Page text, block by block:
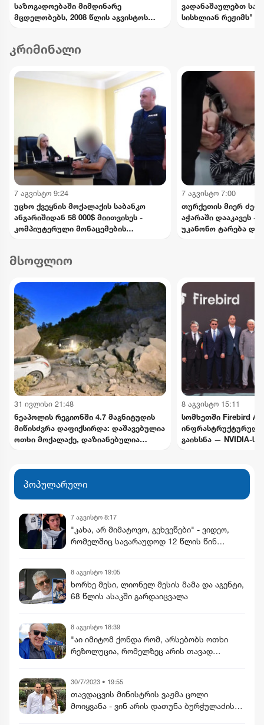
საზოგადოებაში მიმდინარე
მცდელობებს, 2008 წლის აგვისტოს
განცხადებებს შერიგების
უწყება
ვადანაშაულებთ
სისხლიან რეჟიმს" -
კრიმინალი
7 აგვისტო 9:24
უცხო ქვეყნის მოქალაქის საბანკო
ანგარიშიდან 58 000$ მიითვისეს -
კომპიუტერული მონაცემების
დაიწყო
7 აგვისტო 7:00
თურქეთის მიერ
აჭარაში დააკავეს -
უკანონო ტარება და
მსოფლიო
31 ივლისი 21:48
ნეაპოლის რეგიონში 4.7 მაგნიტუდის
მიწისძვრა დაფიქსირდა: დაშავებულია
ოთხი მოქალაქე, დაზიანებულია
8 აგვისტო 15:11
სომხეთში Firebird
ინფრასტრუქტურული
გაიხსნა — NVIDIA-ს
პოპულარული
7 აგვისტო 8:17
"კახა, არ მიმატოვო, გეხვეწები" - ვიდეო,
რომელშიც სავარაუდოდ 12 წლის წინ
8 აგვისტო 19:05
ხორხე მესი, ლიონელ მესის მამა და აგენტი,
68 წლის ასაკში გარდაიცვალა
8 აგვისტო 18:39
"აი იმიტომ ქონდა რომ, არსებობს ოთხი
რეზოლუცია, რომელზეც არის თავად
30/7/2023 • 19:55
თავდაცვის მინისტრის ვაჟმა ცოლი
მოიყვანა - ვინ არის დათუნა ბურჭულაძის